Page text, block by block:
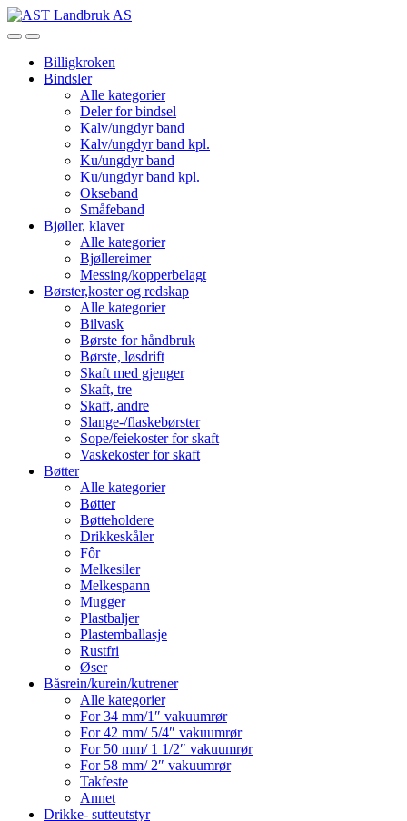
Skip
to
Skip
to
OpenClose
Billigkroken
Bindsler
Alle kategorier
Deler for bindsel
Kalv/ungdyr band
Kalv/ungdyr band kpl.
Ku/ungdyr band
Ku/ungdyr band kpl.
Okseband
Småfeband
Bjøller, klaver
Alle kategorier
Bjøllereimer
Messing/kopperbelagt
Børster,koster og redskap
Alle kategorier
Bilvask
Børste for håndbruk
Børste, løsdrift
Skaft med gjenger
Skaft, tre
Skaft, andre
Slange-/flaskebørster
Sope/feiekoster for skaft
Vaskekoster for skaft
Bøtter
Alle kategorier
Bøtter
Bøtteholdere
Drikkeskåler
Fôr
Melkesiler
Melkespann
Mugger
Plastbaljer
Plastemballasje
Rustfri
Øser
Båsrein/kurein/kutrener
Alle kategorier
For 34 mm/1″ vakuumrør
For 42 mm/ 5/4″ vakuumrør
For 50 mm/ 1 1/2″ vakuumrør
For 58 mm/ 2″ vakuumrør
Takfeste
Annet
Drikke- sutteutstyr